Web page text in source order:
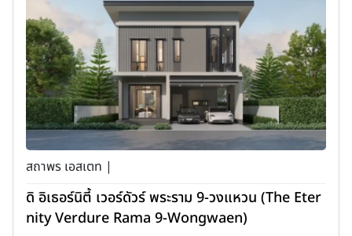
สถาพร เอสเตท |
ดิ อิเธอร์นิตี้ เวอร์ดัวร์ พระราม 9-วงแหวน (The Eter
nity Verdure Rama 9-Wongwaen)